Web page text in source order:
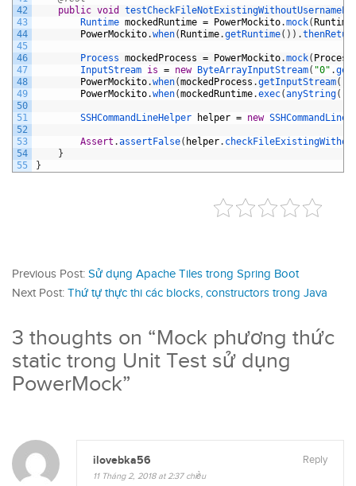
42
43
44
45
46
47
48
49
50
51
52
53
54
55
public void
Runtime mockedRuntime = PowerMockito.mock(Runtime
PowerMockito.when(Runtime.getRuntime( ) ) .
Process mockedProcess = PowerMockito.mock( Process
InputStream is = new ByteArrayInputStream( "0" .
PowerMockito.when(mockedProcess .getInputStream(
PowerMockito.when(mockedRuntime.exec(anyString(
SSHCommandLineHelper helper = new
Assert .assertFalse( helper.
}
}
Previous Post: Sử dụng Apache Tiles trong Spring Boot
Next Post: Thứ tự thực thi các blocks, constructors trong Java
3 thoughts on “Mock phương thức
static trong Unit Test sử dụng
PowerMock”
ilovebka56
11 Tháng 2, 2018 at 2:37 chiều
Reply